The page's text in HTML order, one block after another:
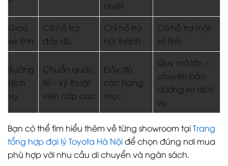
nhiệt
Giao
xe tỉnh
Có hỗ trợ
đầy đủ
Chỉ hỗ trợ
nội thành
Có hỗ trợ một
số tỉnh
Xưởng
dịch
vụ
Chuẩn quốc
tế – kỹ thuật
viên cấp cao
Đầy đủ
các hạng
mục
Quy mô lớn –
chuyên bảo
dưỡng xe dịch
vụ
Bạn có thể tìm hiểu thêm về từng showroom tạiTrang
tổng hợp đại lý Toyota Hà Nộiđể chọn đúng nơi mua
phù hợp với nhu cầu di chuyển và ngân sách.